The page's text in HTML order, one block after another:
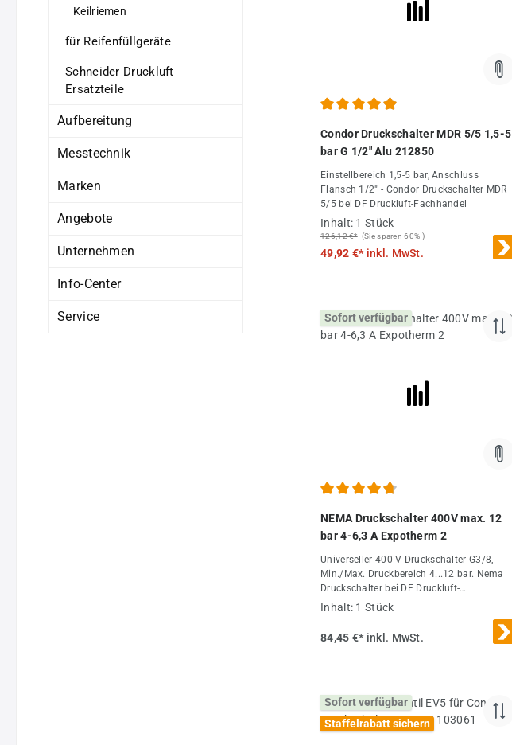
Keilriemen
für Reifenfüllgeräte
Schneider Druckluft
Ersatzteile
Aufbereitung
Messtechnik
Marken
Angebote
Unternehmen
Info-Center
Service
Condor Druckschalter MDR 5/5 1,5-5
bar G 1/2" Alu 212850
Einstellbereich 1,5-5 bar, Anschluss
Flansch 1/2" - Condor Druckschalter MDR
5/5 bei DF Druckluft-Fachhandel
Inhalt: 1 Stück
126,12 €* (Sie sparen 60% )
49,92 €* inkl. MwSt.
Sofort verfügbar
NEMA Druckschalter 400V max. 12
bar 4-6,3 A Expotherm 2
Universeller 400 V Druckschalter G3/8,
Min./Max. Druckbereich 4...12 bar. Nema
Druckschalter bei DF Druckluft-
Fachhandel.
Inhalt: 1 Stück
84,45 €* inkl. MwSt.
Sofort verfügbar
Staffelrabatt sichern